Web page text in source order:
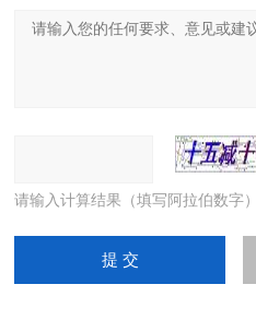
请输入计算结果（填写阿拉伯数字